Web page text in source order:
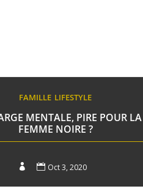
FAMILLE LIFESTYLE
MENTALE, PIRE POUR LA
FEMME NOIRE ?
  Oct 3, 2020